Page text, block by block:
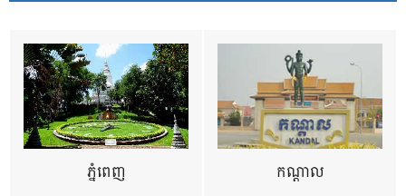
ភ្នំពេញ កណ្តាល